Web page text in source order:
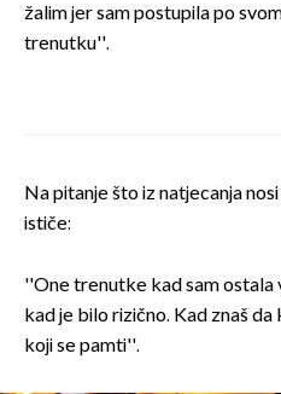
žalim jer sam postupila po
trenutku''.
Na pitanje što iz natjecanja
ističe:
''One trenutke kad sam ostala
kad je bilo rizično. Kad znaš
koji se pamti''.